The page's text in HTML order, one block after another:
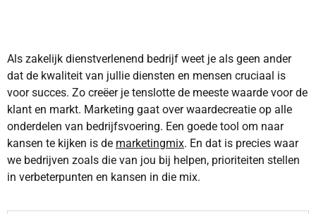
Als zakelijk dienstverlenend bedrijf weet je als geen ander
dat de kwaliteit van jullie diensten en mensen cruciaal is
voor succes. Zo creëer je tenslotte de meeste waarde voor de
klant en markt. Marketing gaat over waardecreatie op alle
onderdelen van bedrijfsvoering. Een goede tool om naar
kansen te kijken is de marketingmix. En dat is precies waar
we bedrijven zoals die van jou bij helpen, prioriteiten stellen
in verbeterpunten en kansen in die mix.